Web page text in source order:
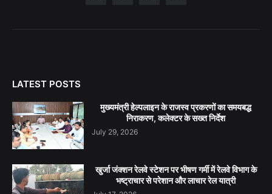
LATEST POSTS
मुख्यमंत्री हेल्पलाइन के राजस्व प्रकरणों का समयबद्ध
निराकरण, कलेक्टर के सख्त निर्देश
July 29, 2026
खुर्जा जंक्शन रेलवे स्टेशन पर भीषण गर्मी में रेलवे विभाग के
भष्ट्राचार से परेशान और लाचार रेल यात्री